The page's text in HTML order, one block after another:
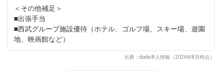
＜その他補足＞
■出張手当
■西武グループ施設優待（ホテル、ゴルフ場、スキー場、遊園
地、映画館など）
出典：doda求人情報（2026年8月時点）